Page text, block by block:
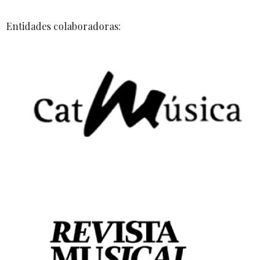
Entidades colaboradoras: